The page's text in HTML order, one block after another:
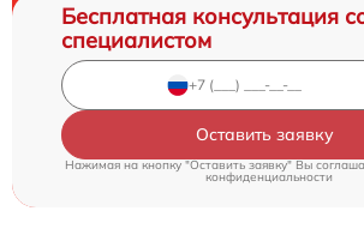
Бесплатная консультация
специалистом
Оставить заявку
Нажимая на кнопку "Оставить заявку" Вы
конфиденциальности